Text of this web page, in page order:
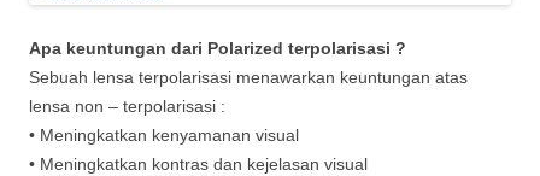
Apa keuntungan dari Polarized terpolarisasi ?
Sebuah lensa terpolarisasi menawarkan keuntungan atas
lensa non – terpolarisasi :
• Meningkatkan kenyamanan visual
• Meningkatkan kontras dan kejelasan visual